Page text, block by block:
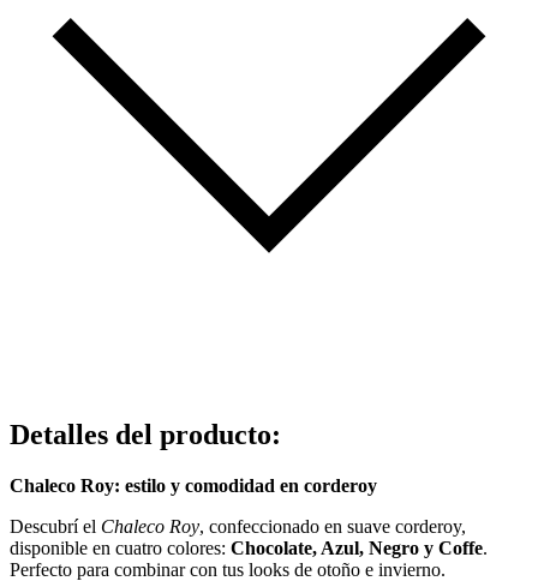
Detalles del producto:
Chaleco Roy: estilo y comodidad en corderoy
Descubrí el Chaleco Roy, confeccionado en suave corderoy,
disponible en cuatro colores: Chocolate, Azul, Negro y Coffe.
Perfecto para combinar con tus looks de otoño e invierno.